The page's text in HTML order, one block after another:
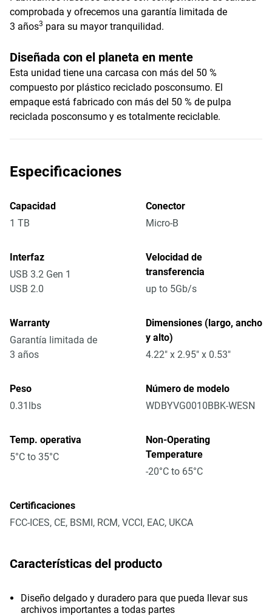
comprobada y ofrecemos una garantía limitada de
3 años3 para su mayor tranquilidad.
Diseñada con el planeta en mente
Esta unidad tiene una carcasa con más del 50 %
compuesto por plástico reciclado posconsumo. El
empaque está fabricado con más del 50 % de pulpa
reciclada posconsumo y es totalmente reciclable.
Especificaciones
Capacidad
1 TB
Conector
Micro-B
Interfaz
USB 3.2 Gen 1
USB 2.0
Velocidad de
transferencia
up to 5Gb/s
Warranty
Garantía limitada de
3 años
Dimensiones (largo, ancho
y alto)
4.22" x 2.95" x 0.53"
Peso
0.31lbs
Número de modelo
WDBYVG0010BBK-WESN
Temp. operativa
5°C to 35°C
Non-Operating
Temperature
-20°C to 65°C
Certificaciones
FCC-ICES, CE, BSMI, RCM, VCCI, EAC, UKCA
Características del producto
Diseño delgado y duradero para que pueda llevar sus
archivos importantes a todas partes